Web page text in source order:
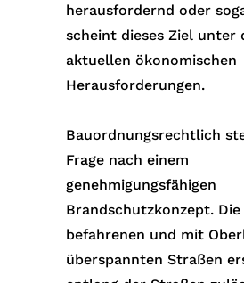
herausfordernd oder
scheint dieses Ziel unter
aktuellen ökonomischen
Herausforderungen.
Bauordnungsrechtlich
Frage nach einem
genehmigungsfähigen
Brandschutzkonzept.
befahrenen und mit
überspannten Straßen